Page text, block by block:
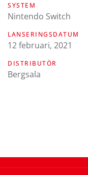
SYSTEM
Nintendo Switch
LANSERINGSDATUM
12 februari, 2021
DISTRIBUTÖR
Bergsala